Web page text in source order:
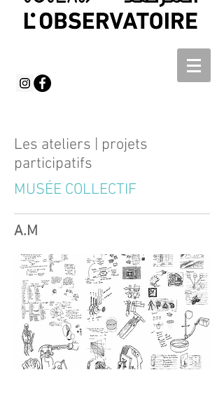
Les ateliers | projets
participatifs
MUSÉE COLLECTIF
A.M